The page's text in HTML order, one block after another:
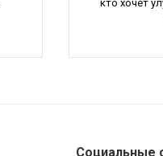
кто хочет
Социальные